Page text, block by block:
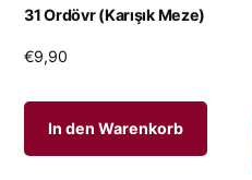
31 Ordövr (Karışık Meze)
€9,90
In den Warenkorb